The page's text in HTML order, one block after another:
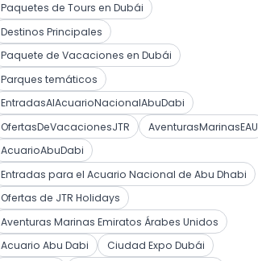
Paquetes de Tours en Dubái
Destinos Principales
Paquete de Vacaciones en Dubái
Parques temáticos
EntradasAlAcuarioNacionalAbuDabi
OfertasDeVacacionesJTR
AventurasMarinasEAU
AcuarioAbuDabi
Entradas para el Acuario Nacional de Abu Dhabi
Ofertas de JTR Holidays
Aventuras Marinas Emiratos Árabes Unidos
Acuario Abu Dabi
Ciudad Expo Dubái